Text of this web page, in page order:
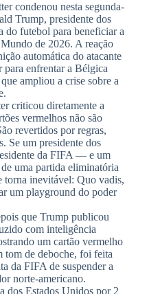
condenou nesta segunda-
Trump, presidente dos
do futebol para beneficiar a
de 2026. A reação
automática do atacante
enfrentar a Bélgica
ampliou a crise sobre a
criticou diretamente a
vermelhos não são
revertidos por regras,
Se um presidente dos
da FIFA — e um
uma partida eliminatória
inevitável: Quo vadis,
um playground do poder
que Trump publicou
com inteligência
um cartão vermelho
tom de deboche, foi feita
da FIFA de suspender a
norte-americano.
dos Estados Unidos por 2